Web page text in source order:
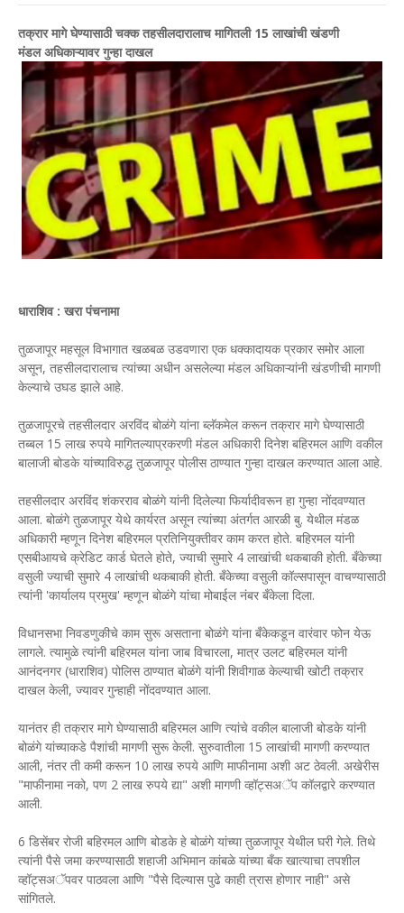
तक्रार मागे घेण्यासाठी चक्क तहसीलदारालाच मागितली 15 लाखांची खंडणी
मंडल अधिकाऱ्यावर गुन्हा दाखल
धाराशिव : खरा पंचनामा
तुळजापूर महसूल विभागात खळबळ उडवणारा एक धक्कादायक प्रकार समोर आला
असून, तहसीलदारालाच त्यांच्या अधीन असलेल्या मंडल अधिकाऱ्यांनी खंडणीची मागणी
केल्याचे उघड झाले आहे.
तुळजापूरचे तहसीलदार अरविंद बोळंगे यांना ब्लॅकमेल करून तक्रार मागे घेण्यासाठी
तब्बल 15 लाख रुपये मागितल्याप्रकरणी मंडल अधिकारी दिनेश बहिरमल आणि वकील
बालाजी बोडके यांच्याविरुद्ध तुळजापूर पोलीस ठाण्यात गुन्हा दाखल करण्यात आला आहे.
तहसीलदार अरविंद शंकरराव बोळंगे यांनी दिलेल्या फिर्यादीवरून हा गुन्हा नोंदवण्यात
आला. बोळंगे तुळजापूर येथे कार्यरत असून त्यांच्या अंतर्गत आरळी बु. येथील मंडळ
अधिकारी म्हणून दिनेश बहिरमल प्रतिनियुक्तीवर काम करत होते. बहिरमल यांनी
एसबीआयचे क्रेडिट कार्ड घेतले होते, ज्याची सुमारे 4 लाखांची थकबाकी होती. बँकेच्या
वसुली ज्याची सुमारे 4 लाखांची थकबाकी होती. बँकेच्या वसुली कॉल्सपासून वाचण्यासाठी
त्यांनी 'कार्यालय प्रमुख' म्हणून बोळंगे यांचा मोबाईल नंबर बँकेला दिला.
विधानसभा निवडणुकीचे काम सुरू असताना बोळंगे यांना बँकेकडून वारंवार फोन येऊ
लागले. त्यामुळे त्यांनी बहिरमल यांना जाब विचारला, मात्र उलट बहिरमल यांनी
आनंदनगर (धाराशिव) पोलिस ठाण्यात बोळंगे यांनी शिवीगाळ केल्याची खोटी तक्रार
दाखल केली, ज्यावर गुन्हाही नोंदवण्यात आला.
यानंतर ही तक्रार मागे घेण्यासाठी बहिरमल आणि त्यांचे वकील बालाजी बोडके यांनी
बोळंगे यांच्याकडे पैशांची मागणी सुरू केली. सुरुवातीला 15 लाखांची मागणी करण्यात
आली, नंतर ती कमी करून 10 लाख रुपये आणि माफीनामा अशी अट ठेवली. अखेरीस
"माफीनामा नको, पण 2 लाख रुपये द्या" अशी मागणी व्हॉट्सअॅप कॉलद्वारे करण्यात
आली.
6 डिसेंबर रोजी बहिरमल आणि बोडके हे बोळंगे यांच्या तुळजापूर येथील घरी गेले. तिथे
त्यांनी पैसे जमा करण्यासाठी शहाजी अभिमान कांबळे यांच्या बँक खात्याचा तपशील
व्हॉट्सअॅपवर पाठवला आणि "पैसे दिल्यास पुढे काही त्रास होणार नाही" असे
सांगितले.